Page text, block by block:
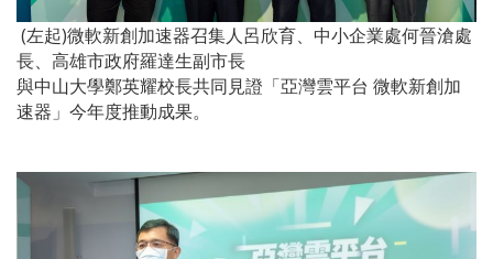
(左起)微軟新創加速器召集人呂欣育、中小企業處何晉滄處
長、高雄市政府羅達生副市長
與中山大學鄭英耀校長共同見證「亞灣雲平台 微軟新創加
速器」今年度推動成果。